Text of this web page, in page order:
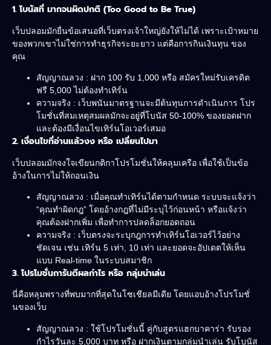
1. โบนัสที่ มากจนผิดปกติ (Too Good to Be True)
เว็บปลอมมักยื่นข้อเสนอที่เว็บตรงเจ้าใหญ่ยังให้ไม่ได้ เพราะเป้าหมาย
ของพวกเขาไม่ใช่การทำธุรกิจระยะยาว แต่คือการกินเงินทุน ของ
คุณ
สัญญาณลวง : ฝาก 100 รับ 1,000 หรือ สมัครใหม่รับเครดิต
ฟรี 5,000 ไม่ต้องทำเทิร์น
ความจริง : เว็บพนันมาตรฐานจะมีต้นทุนการดำเนินการ โปร
โมชั่นที่สมเหตุสมผลมักจะอยู่ที่โบนัส 50-100% ของยอดฝาก
และต้องมีเงื่อนไขเทิร์นโอเวอร์เสมอ
2. เงื่อนไขที่อ่านแล้วงง หรือ เปลี่ยนไปมา
เว็บปลอมมักจงใจเขียนกติกาโปรโมชั่นให้คลุมเครือ เพื่อใช้เป็นข้อ
อ้างในการไม่ให้ถอนเงิน
สัญญาณลวง : เมื่อคุณทำเทิร์นได้ตามกำหนด ระบบจะแจ้งว่า
“คุณทำผิดกฎ” โดยอ้างกฎที่ไม่มีระบุไว้ก่อนหน้า หรือแจ้งว่า
คุณต้องฝากเพิ่ม เพื่อทำการปลดล็อกยอดถอน
ความจริง : เว็บตรงจะระบุกฎการทำเทิร์นโอเวอร์ไว้อย่าง
ชัดเจน เช่น เทิร์น 5 เท่า, 10 เท่า และยอดจะอัปเดตให้เห็น
แบบ Real-time ในระบบสมาชิก
3. โปรโมชั่นการันตีผลกำไร หรือ กลุ่มนำเล่น
นี่คือหลุมพรางที่พบมากที่สุดในโซเชียลมีเดีย โดยแอบอ้างโปรโมชั่
นของเว็บ
สัญญาณลวง : ใช้โปรโมชั่นนี้ คู่กับสูตรแฮกบาคาร่า รับรอง
กำไรวันละ 5,000 บาท หรือ ฝากเงินตามกลุ่มนำเล่น รับโบนัส